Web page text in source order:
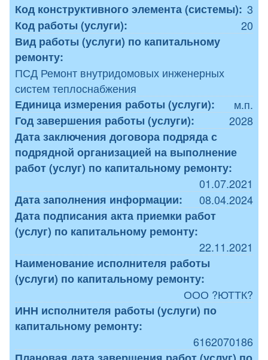
Код конструктивного элемента (системы): 3
Код работы (услуги):
20
Вид работы (услуги) по капитальному
ремонту:
ПСД Ремонт внутридомовых инженерных
систем теплоснабжения
Единица измерения работы (услуги):
м.п.
Год завершения работы (услуги):
2028
Дата заключения договора подряда с
подрядной организацией на выполнение
работ (услуг) по капитальному ремонту:
01.07.2021
Дата заполнения информации:
08.04.2024
Дата подписания акта приемки работ
(услуг) по капитальному ремонту:
22.11.2021
Наименование исполнителя работы
(услуги) по капитальному ремонту:
ООО ?ЮТТК?
ИНН исполнителя работы (услуги) по
капитальному ремонту:
6162070186